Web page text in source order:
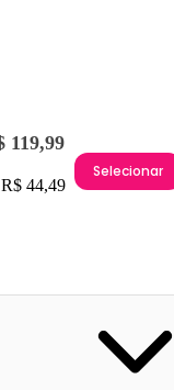
119,99
44,49
Selecionar